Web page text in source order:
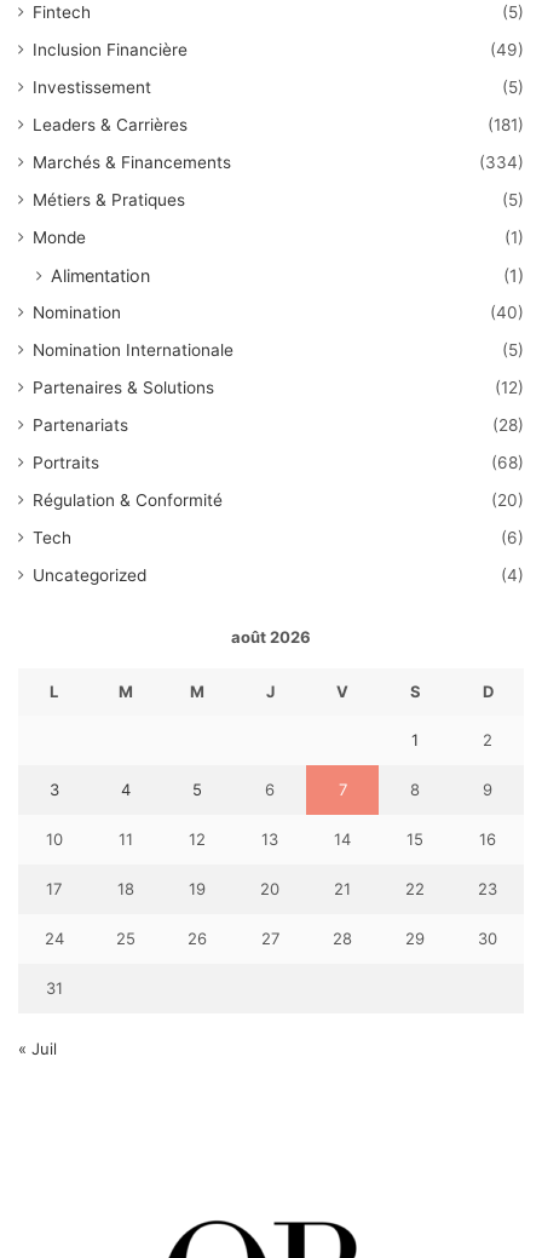
Fintech
(5)
Inclusion Financière
(49)
Investissement
(5)
Leaders & Carrières
(181)
Marchés & Financements
(334)
Métiers & Pratiques
(5)
Monde
(1)
Alimentation (1)
Nomination
(40)
Nomination Internationale
(5)
Partenaires & Solutions
(12)
Partenariats
(28)
Portraits
(68)
Régulation & Conformité
(20)
Tech
(6)
Uncategorized
(4)
août 2026
L M M J V S D
1 2
3 4 5 6 7 8 9
10 11 12 13 14 15 16
17 18 19 20 21 22 23
24 25 26 27 28 29 30
31
« Juil